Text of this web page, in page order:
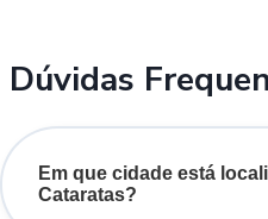
Dúvidas
Em que cidade está
Cataratas?